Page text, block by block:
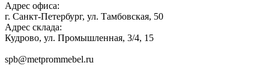
Адрес офиса:
г. Санкт-Петербург, ул. Тамбовская, 50
Адрес склада:
Кудрово, ул. Промышленная, 3/4, 15
spb@metprommebel.ru